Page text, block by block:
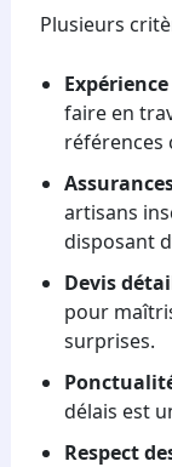
Plusieurs
faire en
références
artisans
disposant
Devis
pour
surprises.
délais est
Respect